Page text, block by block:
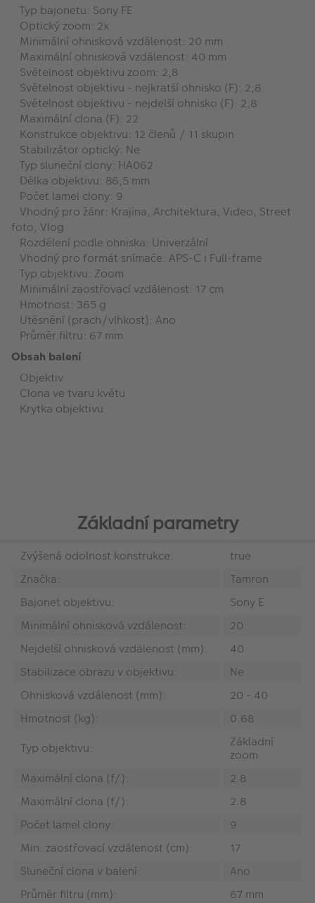
Typ bajonetu: Sony FE
Optický zoom: 2x
Minimální ohnisková vzdálenost: 20 mm
Maximální ohnisková vzdálenost: 40 mm
Světelnost objektivu zoom: 2,8
Světelnost objektivu - nejkratší ohnisko (F): 2,8
Světelnost objektivu - nejdelší ohnisko (F): 2,8
Maximální clona (F): 22
Konstrukce objektivu: 12 členů / 11 skupin
Stabilizátor optický: Ne
Typ sluneční clony: HA062
Délka objektivu: 86,5 mm
Počet lamel clony: 9
Vhodný pro žánr: Krajina, Architektura, Video, Street
foto, Vlog
Rozdělení podle ohniska: Univerzální
Vhodný pro formát snímače: APS-C i Full-frame
Typ objektivu: Zoom
Minimální zaostřovací vzdálenost: 17 cm
Hmotnost: 365 g
Utěsnění (prach/vlhkost): Ano
Průměr filtru: 67 mm
Obsah balení
Objektiv
Clona ve tvaru květu
Krytka objektivu
Základní parametry
Zvýšená odolnost konstrukce:
true
Značka:
Tamron
Bajonet objektivu:
Sony E
Minimální ohnisková vzdálenost:
20
Nejdelší ohnisková vzdálenost (mm):
40
Stabilizace obrazu v objektivu:
Ne
Ohnisková vzdálenost (mm):
20 - 40
Hmotnost (kg):
0.68
Typ objektivu:
Základní
zoom
Maximální clona (f/):
2.8
Maximální clona (f/):
2.8
Počet lamel clony:
9
Min. zaostřovací vzdálenost (cm):
17
Sluneční clona v balení:
Ano
Průměr filtru (mm):
67 mm